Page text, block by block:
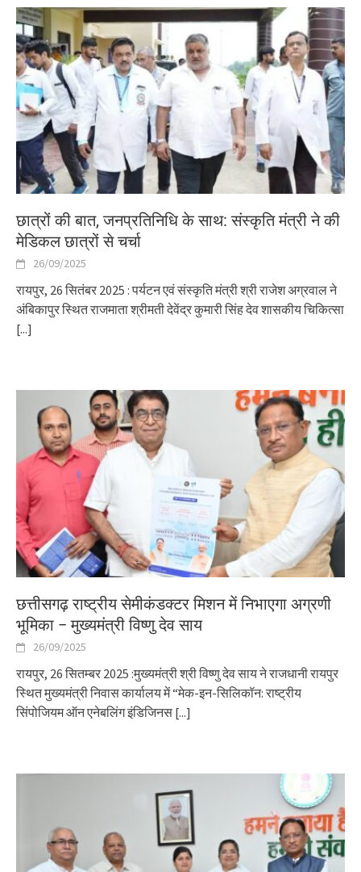
छात्रों की बात, जनप्रतिनिधि के साथ: संस्कृति मंत्री ने की
मेडिकल छात्रों से चर्चा
26/09/2025
रायपुर, 26 सितंबर 2025 : पर्यटन एवं संस्कृति मंत्री श्री राजेश अग्रवाल ने
अंबिकापुर स्थित राजमाता श्रीमती देवेंद्र कुमारी सिंह देव शासकीय चिकित्सा
[...]
छत्तीसगढ़ राष्ट्रीय सेमीकंडक्टर मिशन में निभाएगा अग्रणी
भूमिका – मुख्यमंत्री विष्णु देव साय
26/09/2025
रायपुर, 26 सितम्बर 2025 :मुख्यमंत्री श्री विष्णु देव साय ने राजधानी रायपुर
स्थित मुख्यमंत्री निवास कार्यालय में “मेक-इन-सिलिकॉन: राष्ट्रीय
सिंपोजियम ऑन एनेबलिंग इंडिजिनस [...]